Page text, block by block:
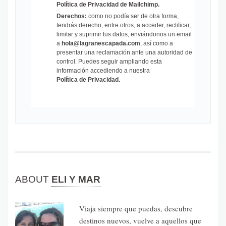
Política de Privacidad de Mailchimp.
Derechos: como no podía ser de otra forma,
tendrás derecho, entre otros, a acceder, rectificar,
limitar y suprimir tus datos, enviándonos un email
a hola@lagranescapada.com , así como a
presentar una reclamación ante una autoridad de
control. Puedes seguir ampliando esta
información accediendo a nuestra
Política de Privacidad.
ABOUT ELI Y MAR
Viaja siempre que puedas, descubre
destinos nuevos, vuelve a aquellos que